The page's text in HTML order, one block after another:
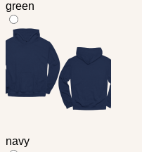
green
navy